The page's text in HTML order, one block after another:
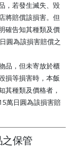
，若發生滅失、毀
將賠償該損害。但
確告知其種類及價
圓為該損害賠償之
品，但未寄放於櫃
損等損害時，本飯
其種類及價格者，
萬日圓為該損害賠
保管